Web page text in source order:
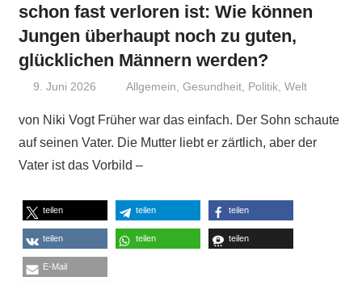
schon fast verloren ist: Wie können
Jungen überhaupt noch zu guten,
glücklichen Männern werden?
9. Juni 2026 Niki Vogt
Allgemein,Gesundheit, Politik,Welt
von Niki Vogt Früher war das einfach. Der Sohn schaute
auf seinen Vater. Die Mutter liebt er zärtlich, aber der
Vater ist das Vorbild –
teilen teilen teilen
teilen teilen teilen
E-Mail